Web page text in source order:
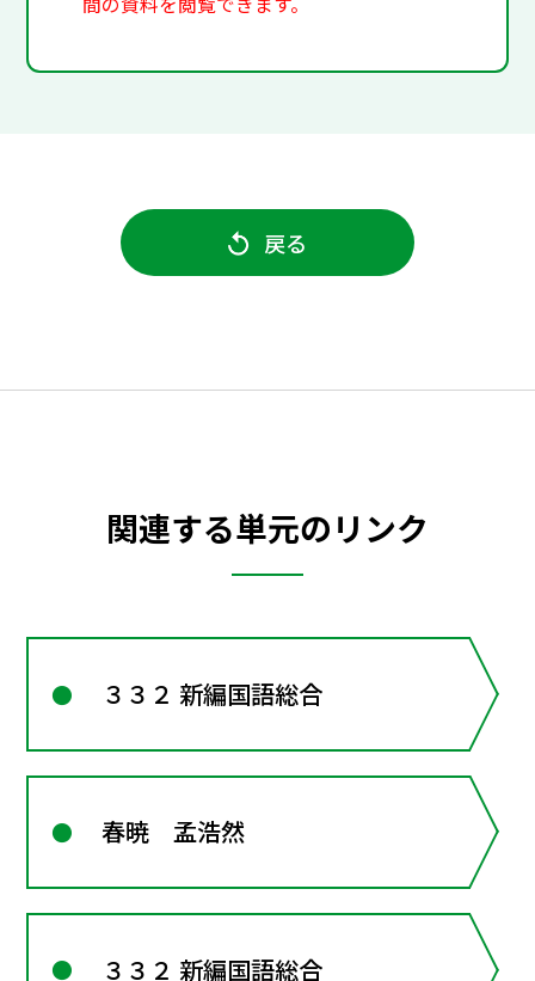
戻る
関連する単元のリンク
３３２ 新編国語総合
春暁 孟浩然
３３２ 新編国語総合